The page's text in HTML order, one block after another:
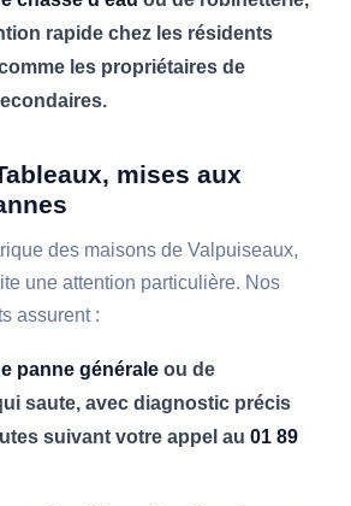
rapide chez les résidents
les propriétaires de
mises aux
des maisons de Valpuiseaux,
une attention particulière. Nos
assurent :
panne générale ou de
saute, avec diagnostic précis
suivant votre appel au01 89